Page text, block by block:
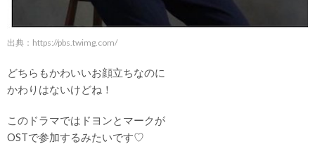
出典： https://pbs.twimg.com/
どちらもかわいいお顔立ちなのに
かわりはないけどね！
このドラマではドヨンとマークが
OSTで参加するみたいです♡